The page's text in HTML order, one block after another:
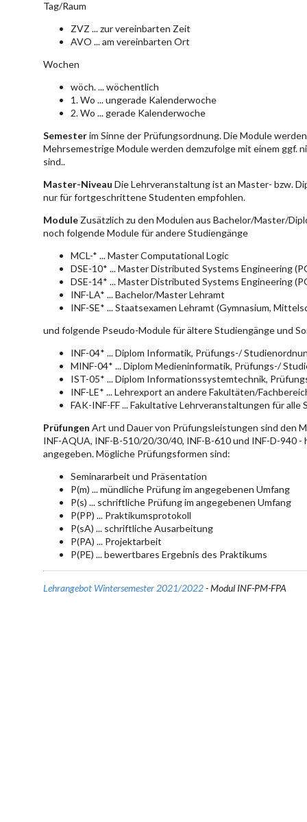
Tag/Raum
ZVZ ... zur vereinbarten Zeit
AVO ... am vereinbarten Ort
Wochen
wöch. ... wöchentlich
1. Wo ... ungerade Kalenderwoche
2. Wo ... gerade Kalenderwoche
Semesterim Sinne der Prüfungsordnung. Die Module
Mehrsemestrige Module werden demzufolge mit einem ggf.
sind..
Master-Niveau Die Lehrveranstaltung ist an Master- bzw.
nur für fortgeschrittene Studenten empfohlen.
Module Zusätzlich zu den Modulen aus Bachelor/Master/
noch folgende Module für andere Studiengänge
MCL-* ... Master Computational Logic
DSE-10* ... Master Distributed Systems Engineering
DSE-14* ... Master Distributed Systems Engineering
INF-LA* ... Bachelor/Master Lehramt
INF-SE* ... Staatsexamen Lehramt (Gymnasium,
und folgende Pseudo-Module für ältere Studiengänge und
INF-04* ... Diplom Informatik, Prüfungs-/
MINF-04* ... Diplom Medieninformatik, Prüfungs-/
IST-05* ... Diplom Informationssystemtechnik,
INF-LE* ... Lehrexport an andere Fakultäten/
FAK-INF-FF ... Fakultative Lehrveranstaltungen für
Prüfungen Art und Dauer von Prüfungsleistungen sind den
INF-AQUA, INF-B-510/20/30/40, INF-B-610 und INF-D-940
angegeben. Mögliche Prüfungsformen sind:
Seminararbeit und Präsentation
P(m) ... mündliche Prüfung im angegebenen Umfang
P(s) ... schriftliche Prüfung im angegebenen Umfang
P(PP) ... Praktikumsprotokoll
P(sA) ... schriftliche Ausarbeitung
P(PA) ... Projektarbeit
P(PE) ... bewertbares Ergebnis des Praktikums
Lehrangebot Wintersemester 2021/2022- Modul INF-PM-FPA